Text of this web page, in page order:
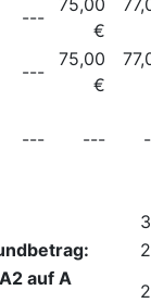
---
75,00
€
---
75,00
€
--- ---
auf A